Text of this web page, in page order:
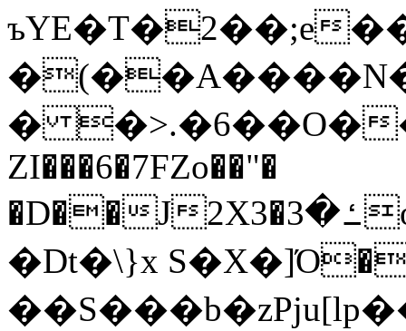
ъYE�T�2��;e
� �>.�6��O�
ZI���6�7FZo��"�
�D��J2X3�ߑ�3o�|aak�q�@����]�K���w���r;�
�Dt�\}x